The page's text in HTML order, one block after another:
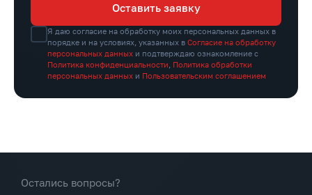
Оставить заявку
Я даю согласие на обработку моих персональных данных в
порядке и на условиях, указанных в Согласие на обработку
персональных данных и подтверждаю ознакомление с
Политика конфиденциальности
Политика обработки
персональных данных и Пользовательским соглашением
Остались вопросы?